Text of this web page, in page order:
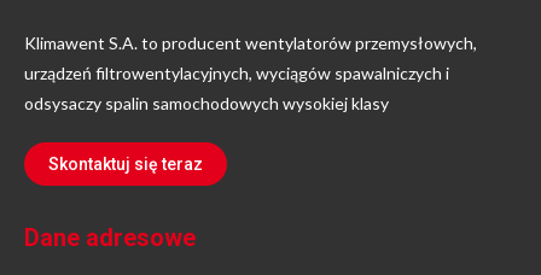
Klimawent S.A. to producent wentylatorów przemysłowych,
urządzeń filtrowentylacyjnych, wyciągów spawalniczych i
odsysaczy spalin samochodowych wysokiej klasy
Skontaktuj się teraz
Dane adresowe